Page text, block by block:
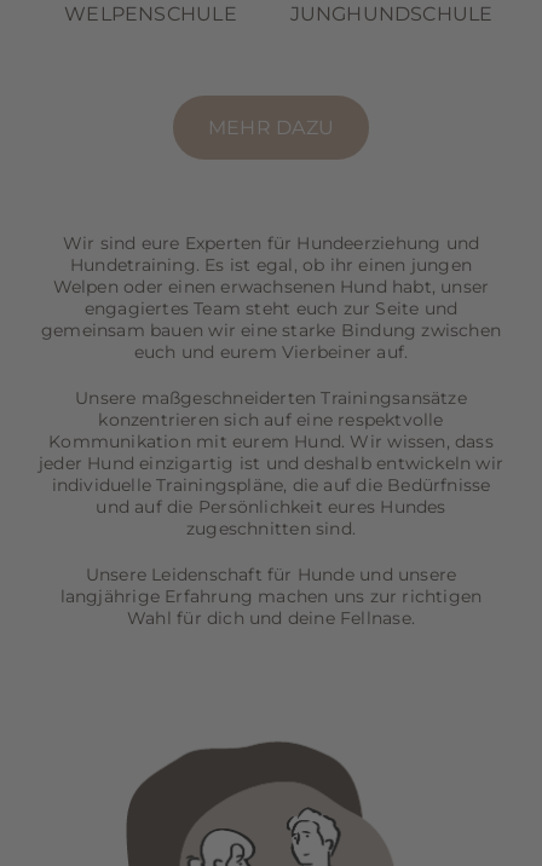
WELPENSCHULE JUNGHUNDSCHULE
MEHR DAZU
Wir sind eure Experten für Hundeerziehung und
Hundetraining. Es ist egal, ob ihr einen jungen
Welpen oder einen erwachsenen Hund habt, unser
engagiertes Team steht euch zur Seite und
gemeinsam bauen wir eine starke Bindung zwischen
euch und eurem Vierbeiner auf.
Unsere maßgeschneiderten Trainingsansätze
konzentrieren sich auf eine respektvolle
Kommunikation mit eurem Hund. Wir wissen, dass
jeder Hund einzigartig ist und deshalb entwickeln wir
individuelle Trainingspläne, die auf die Bedürfnisse
und auf die Persönlichkeit eures Hundes
zugeschnitten sind.
Unsere Leidenschaft für Hunde und unsere
langjährige Erfahrung machen uns zur richtigen
Wahl für dich und deine Fellnase.